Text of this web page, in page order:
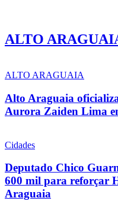
ALTO
ALTO ARAGUAIA
Alto Araguaia
Aurora Zaiden Lima
Cidades
Deputado Chico
600 mil para reforçar
Araguaia